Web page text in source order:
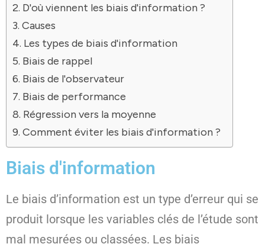
D'où viennent les biais d'information ?
Causes
Les types de biais d'information
Biais de rappel
Biais de l'observateur
Biais de performance
Régression vers la moyenne
Comment éviter les biais d'information ?
Biais d'information
Le biais d’information est un type d’erreur qui se
produit lorsque les variables clés de l’étude sont
mal mesurées ou classées. Les biais